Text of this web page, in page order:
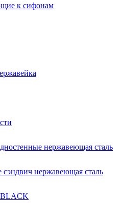
к сифонам
нержавеющая сталь
нержавеющая сталь